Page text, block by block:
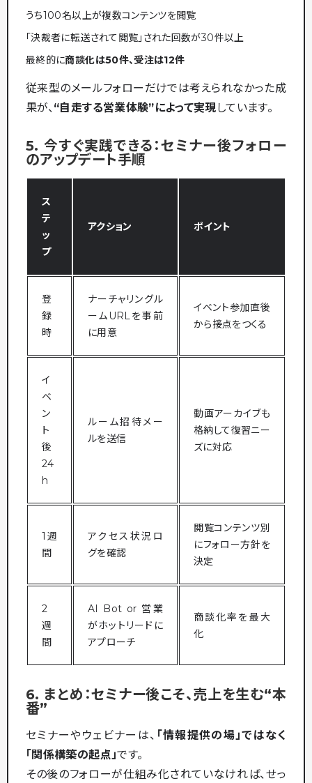
うち100名以上が複数コンテンツを閲覧
「決裁者に転送されて閲覧」された回数が30件以上
最終的に商談化は50件、受注は12件
従来型のメールフォローだけでは考えられなかった成
果が、 “自走する営業体験”によって実現しています。
5. 今すぐ実践できる：セミナー後フォロー
のアップデート手順
ス
テ
ッ
プ
アクション ポイント
登
録
時
ナーチャリングル
ームURLを事前
に用意
イベント参加直後
から接点をつくる
イ
ベ
ン
ト
後
24
h
ルーム招待メー
ルを送信
動画アーカイブも
格納して復習ニー
ズに対応
1週
間
アクセス状況ロ
グを確認
閲覧コンテンツ別
にフォロー方針を
決定
2
週
間
AI Bot or 営業
がホットリードに
アプローチ
商談化率を最大
化
6. まとめ：セミナー後こそ、売上を生む“本
番”
セミナーやウェビナーは、 「情報提供の場」ではなく
「関係構築の起点」です。
その後のフォローが仕組み化されていなければ、せっ